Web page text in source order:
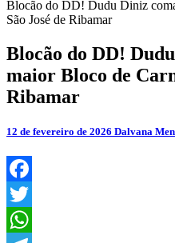
Blocão do DD! Dudu Diniz
São José de Ribamar
Blocão do DD!
maior Bloco de
Ribamar
12 de fevereiro de 2026 Dalvana
Facebook
Twitter